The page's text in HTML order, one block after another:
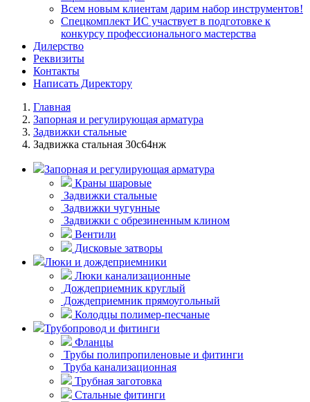
Всем новым клиентам дарим набор инструментов!
Спецкомплект ИС участвует в подготовке к
конкурсу профессионального мастерства
Дилерство
Реквизиты
Контакты
Написать Директору
Главная
Запорная и регулирующая арматура
Задвижки стальные
Задвижка стальная 30с64нж
Запорная и регулирующая арматура
Краны шаровые
Задвижки стальные
Задвижки чугунные
Задвижки с обрезиненным клином
Вентили
Дисковые затворы
Люки и дождеприемники
Люки канализационные
Дождеприемник круглый
Дождеприемник прямоугольный
Колодцы полимер-песчаные
Трубопровод и фитинги
Фланцы
Трубы полипропиленовые и фитинги
Труба канализационная
Трубная заготовка
Стальные фитинги